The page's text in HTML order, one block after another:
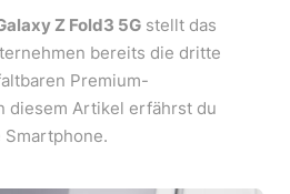
Z Fold3 5Gstellt das
bereits die dritte
Premium-
diesem Artikel erfährst du
Smartphone.